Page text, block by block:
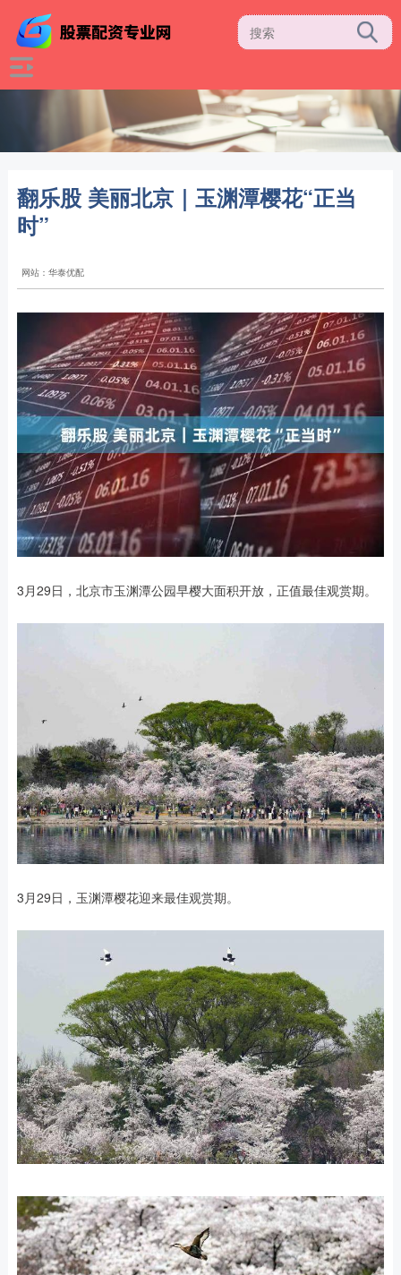
翻乐股 美丽北京｜玉渊潭樱花“正当
时”
网站：华泰优配
3月29日，北京市玉渊潭公园早樱大面积开放，正值最佳观赏期。
3月29日，玉渊潭樱花迎来最佳观赏期。